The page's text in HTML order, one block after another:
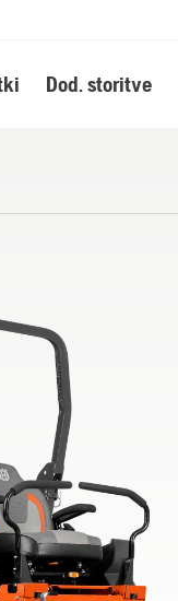
Dod. storitve